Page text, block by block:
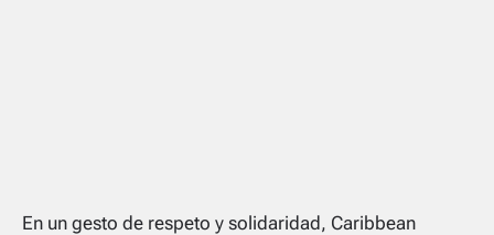
En un gesto de respeto y solidaridad, Caribbean